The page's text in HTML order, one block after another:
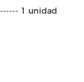
1 unidad